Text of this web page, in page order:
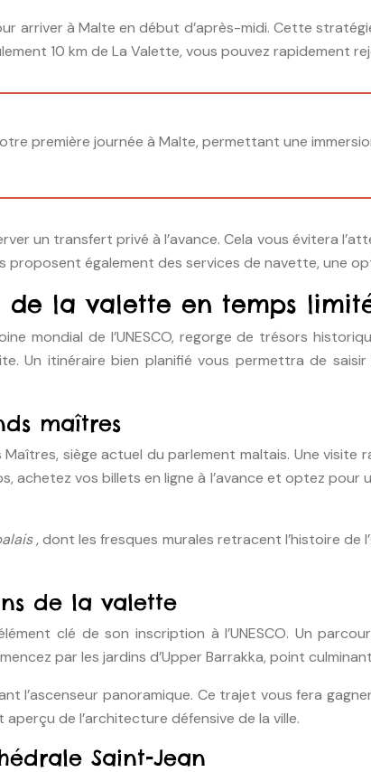
arriver à Malte en début d’après-midi. Cette
10 km de La Valette, vous pouvez rapidement
première journée à Malte, permettant une
un transfert privé à l’avance. Cela vous évitera
proposent également des services de navette, une
de la valette en temps
mondial de l’UNESCO, regorge de trésors
Un itinéraire bien planifié vous permettra de
maîtres
siège actuel du parlement maltais. Une visite
achetez vos billets en ligne à l’avance et optez
, dont les fresques murales retracent l’histoire de
de la valette
clé de son inscription à l’UNESCO. Un
par les jardins d’Upper Barrakka, point
l’ascenseur panoramique. Ce trajet vous fera
de l’architecture défensive de la ville.
Saint-Jean